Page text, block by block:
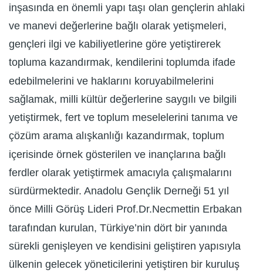
inşasında en önemli yapı taşı olan gençlerin ahlaki
ve manevi değerlerine bağlı olarak yetişmeleri,
gençleri ilgi ve kabiliyetlerine göre yetiştirerek
topluma kazandırmak, kendilerini toplumda ifade
edebilmelerini ve haklarını koruyabilmelerini
sağlamak, milli kültür değerlerine saygılı ve bilgili
yetiştirmek, fert ve toplum meselelerini tanıma ve
çözüm arama alışkanlığı kazandırmak, toplum
içerisinde örnek gösterilen ve inançlarına bağlı
ferdler olarak yetiştirmek amacıyla çalışmalarını
sürdürmektedir. Anadolu Gençlik Derneği 51 yıl
önce Milli Görüş Lideri Prof.Dr.Necmettin Erbakan
tarafından kurulan, Türkiye’nin dört bir yanında
sürekli genişleyen ve kendisini geliştiren yapısıyla
ülkenin gelecek yöneticilerini yetiştiren bir kuruluş